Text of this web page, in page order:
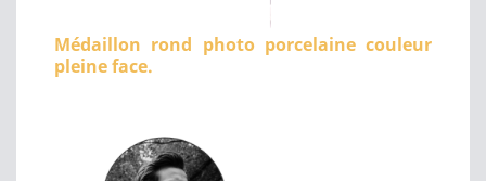
Médaillon rond photo porcelaine couleur
pleine face.